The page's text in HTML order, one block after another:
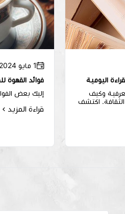
اليومية
وكيف
الثقافة. اكتشف
1 مايو 2024
فوائد القهوة
إليك بعض
قراءة المزيد